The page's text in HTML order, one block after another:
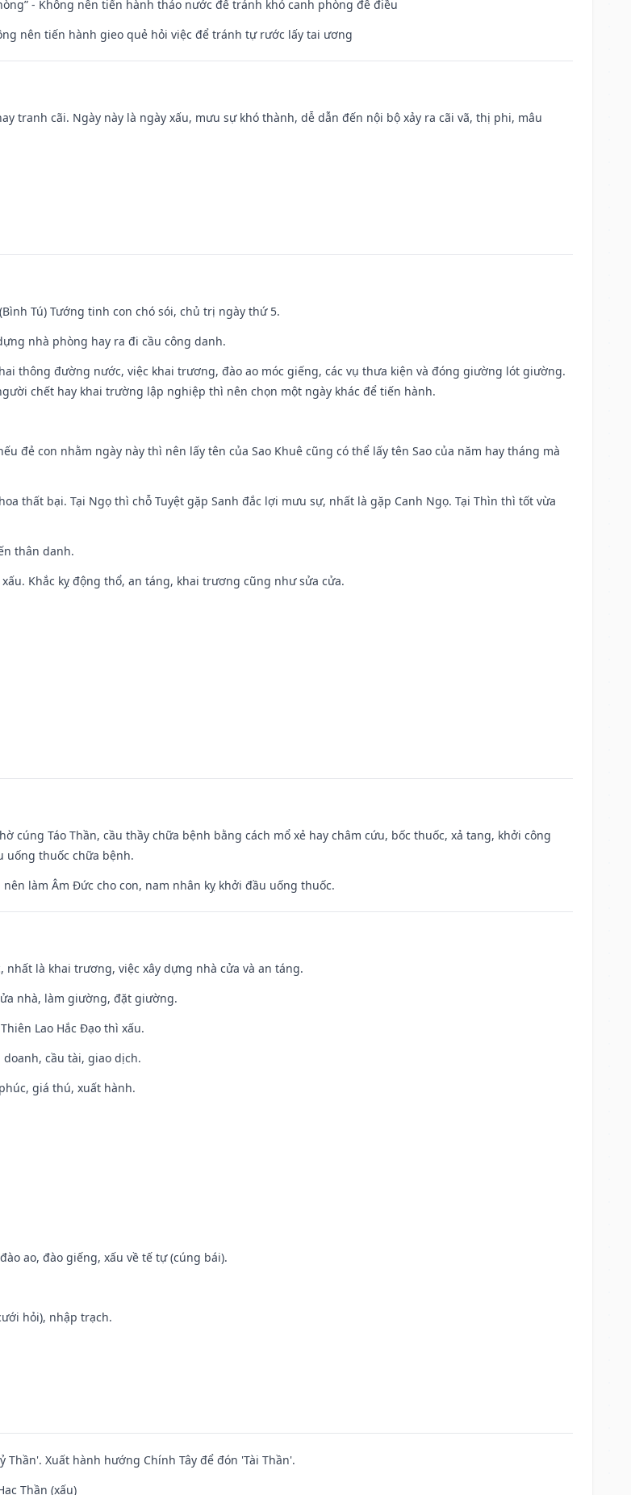
- Không nên tiến hành tháo nước để tránh khó canh phòng đê điều
nên tiến hành gieo quẻ hỏi việc để tránh tự rước lấy tai ương
tranh cãi. Ngày này là ngày xấu, mưu sự khó thành, dễ dẫn đến nội bộ xảy ra cãi vã, thị phi, mâu
Tú) Tướng tinh con chó sói, chủ trị ngày thứ 5.
nhà phòng hay ra đi cầu công danh.
thông đường nước, việc khai trương, đào ao móc giếng, các vụ thưa kiện và đóng giường lót giường.
chết hay khai trường lập nghiệp thì nên chọn một ngày khác để tiến hành.
đẻ con nhằm ngày này thì nên lấy tên của Sao Khuê cũng có thể lấy tên Sao của năm hay tháng mà
thất bại. Tại Ngọ thì chỗ Tuyệt gặp Sanh đắc lợi mưu sự, nhất là gặp Canh Ngọ. Tại Thìn thì tốt vừa
thân danh.
Khắc kỵ động thổ, an táng, khai trương cũng như sửa cửa.
cúng Táo Thần, cầu thầy chữa bệnh bằng cách mổ xẻ hay châm cứu, bốc thuốc, xả tang, khởi công
uống thuốc chữa bệnh.
làm Âm Đức cho con, nam nhân kỵ khởi đầu uống thuốc.
nhất là khai trương, việc xây dựng nhà cửa và an táng.
nhà, làm giường, đặt giường.
Lao Hắc Đạo thì xấu.
cầu tài, giao dịch.
giá thú, xuất hành.
ao, đào giếng, xấu về tế tự (cúng bái).
hỏi), nhập trạch.
Xuất hành hướng Chính Tây để đón 'Tài Thần'.
Thần (xấu)